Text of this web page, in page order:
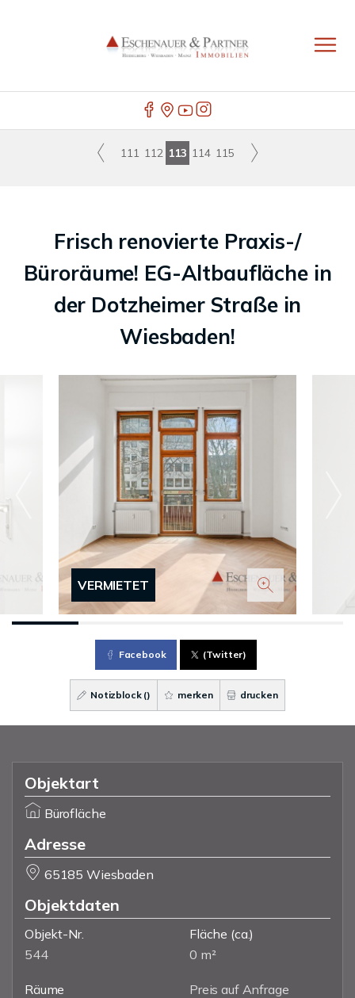
111 112 113 114 115
Frisch renovierte Praxis-/
Büroräume! EG-Altbaufläche in
der Dotzheimer Straße in
Wiesbaden!
VERMIETET
Facebook (Twitter)
Notizblock () merken drucken
Objektart
Bürofläche
Adresse
65185 Wiesbaden
Objektdaten
Objekt-Nr.
544
Fläche (ca.)
0 m²
Räume
Preis auf Anfrage